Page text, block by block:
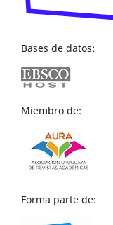
Bases de datos:
Miembro de:
Forma parte de: